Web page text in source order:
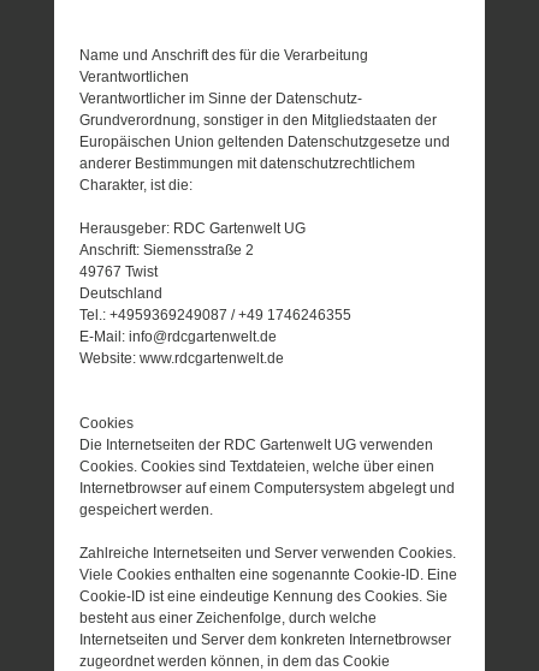
Name und Anschrift des für die Verarbeitung
Verantwortlichen
Verantwortlicher im Sinne der Datenschutz-
Grundverordnung, sonstiger in den Mitgliedstaaten der
Europäischen Union geltenden Datenschutzgesetze und
anderer Bestimmungen mit datenschutzrechtlichem
Charakter, ist die:
Herausgeber: RDC Gartenwelt UG
Anschrift: Siemensstraße 2
49767 Twist
Deutschland
Tel.: +4959369249087 / +49 1746246355
E-Mail: info@rdcgartenwelt.de
Website: www.rdcgartenwelt.de
Cookies
Die Internetseiten der RDC Gartenwelt UG verwenden
Cookies. Cookies sind Textdateien, welche über einen
Internetbrowser auf einem Computersystem abgelegt und
gespeichert werden.
Zahlreiche Internetseiten und Server verwenden Cookies.
Viele Cookies enthalten eine sogenannte Cookie-ID. Eine
Cookie-ID ist eine eindeutige Kennung des Cookies. Sie
besteht aus einer Zeichenfolge, durch welche
Internetseiten und Server dem konkreten Internetbrowser
zugeordnet werden können, in dem das Cookie